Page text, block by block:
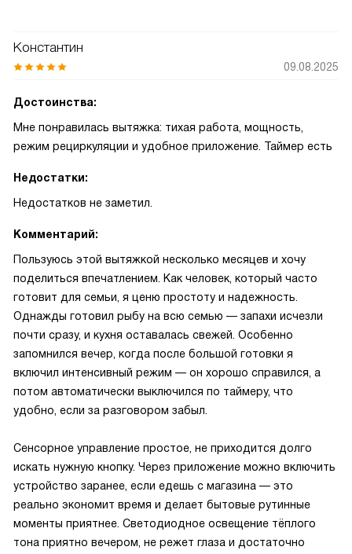
Константин
09.08.2025
Достоинства:
Мне понравилась вытяжка: тихая работа, мощность,
режим рециркуляции и удобное приложение. Таймер есть
Недостатки:
Недостатков не заметил.
Комментарий:
Пользуюсь этой вытяжкой несколько месяцев и хочу
поделиться впечатлением. Как человек, который часто
готовит для семьи, я ценю простоту и надежность.
Однажды готовил рыбу на всю семью — запахи исчезли
почти сразу, и кухня оставалась свежей. Особенно
запомнился вечер, когда после большой готовки я
включил интенсивный режим — он хорошо справился, а
потом автоматически выключился по таймеру, что
удобно, если за разговором забыл.
Сенсорное управление простое, не приходится долго
искать нужную кнопку. Через приложение можно включить
устройство заранее, если едешь с магазина — это
реально экономит время и делает бытовые рутинные
моменты приятнее. Светодиодное освещение тёплого
тона приятно вечером, не режет глаза и достаточно